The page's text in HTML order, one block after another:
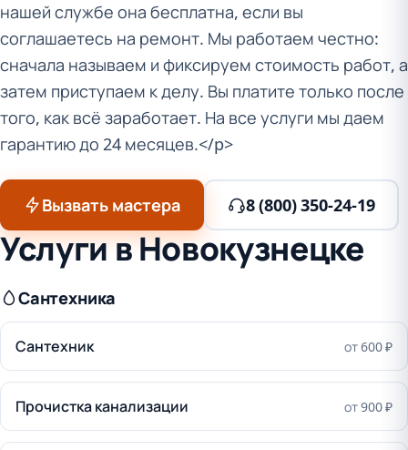
нашей службе она бесплатна, если вы
соглашаетесь на ремонт. Мы работаем честно:
сначала называем и фиксируем стоимость работ, а
затем приступаем к делу. Вы платите только после
того, как всё заработает. На все услуги мы даем
гарантию до 24 месяцев.</p>
Вызвать мастера 8 (800) 350-24-19
Услуги в Новокузнецке
Сантехника
Сантехник от 600 ₽
Прочистка канализации от 900 ₽